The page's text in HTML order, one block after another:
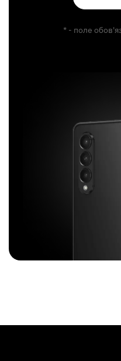
* - поле